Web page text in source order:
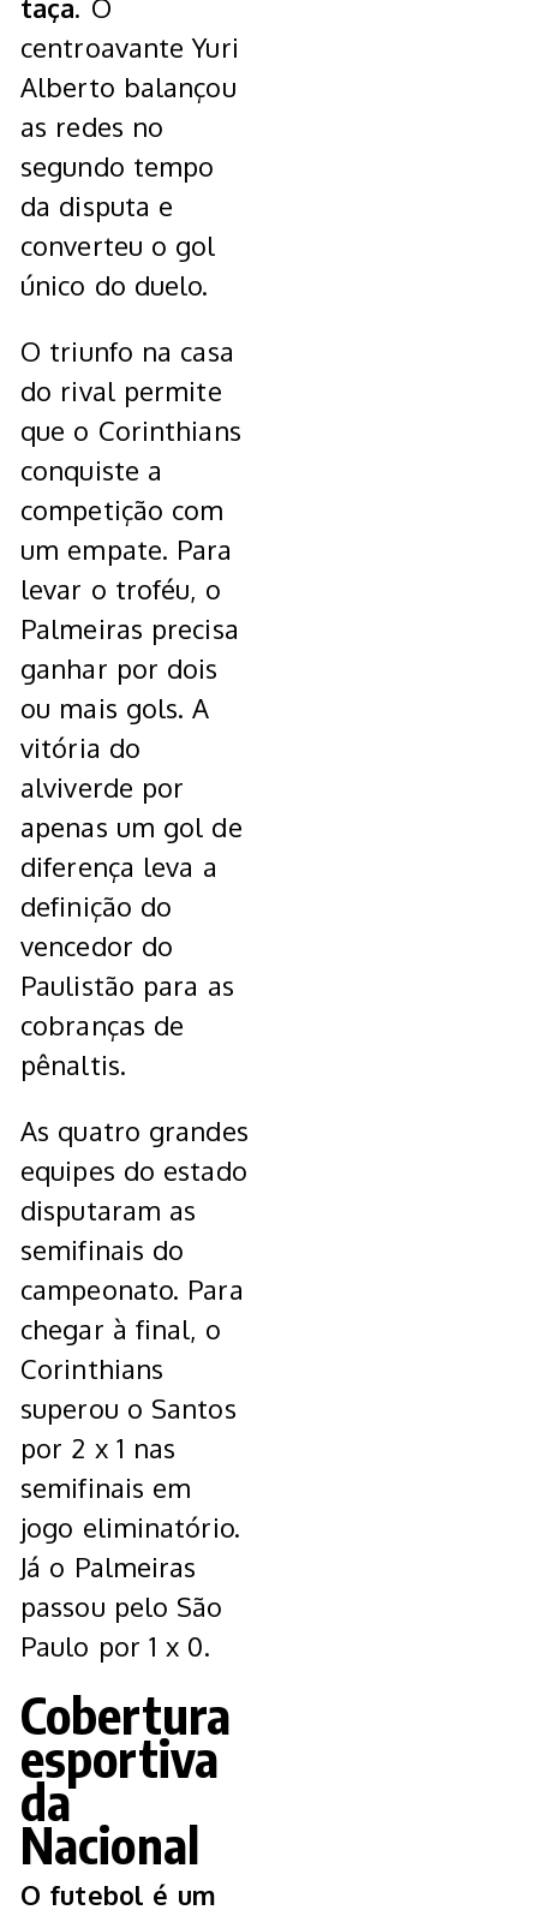
taça. O
centroavante Yuri
Alberto balançou
as redes no
segundo tempo
da disputa e
converteu o gol
único do duelo.
O triunfo na casa
do rival permite
que o Corinthians
conquiste a
competição com
um empate. Para
levar o troféu, o
Palmeiras precisa
ganhar por dois
ou mais gols. A
vitória do
alviverde por
apenas um gol de
diferença leva a
definição do
vencedor do
Paulistão para as
cobranças de
pênaltis.
As quatro grandes
equipes do estado
disputaram as
semifinais do
campeonato. Para
chegar à final, o
Corinthians
superou o Santos
por 2 x 1 nas
semifinais em
jogo eliminatório.
Já o Palmeiras
passou pelo São
Paulo por 1 x 0.
Cobertura
esportiva
da
Nacional
O futebol é um